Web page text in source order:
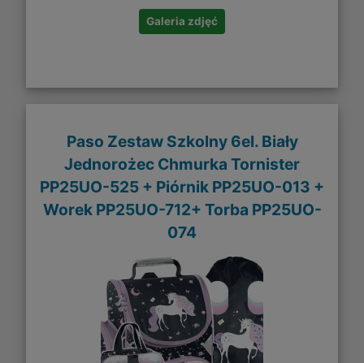
Galeria zdjęć
Paso Zestaw Szkolny 6el. Biały
Jednorożec Chmurka Tornister
PP25UO-525 + Piórnik PP25UO-013 +
Worek PP25UO-712+ Torba PP25UO-
074